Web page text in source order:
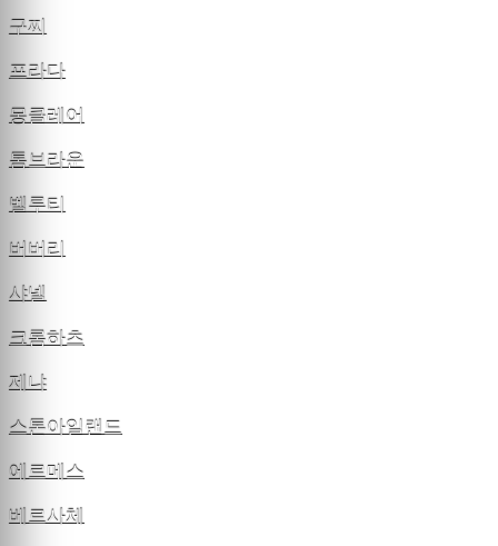
구찌
프라다
몽클레어
톰브라운
벨루티
버버리
샤넬
크롬하츠
제냐
스톤아일랜드
에르메스
베르사체